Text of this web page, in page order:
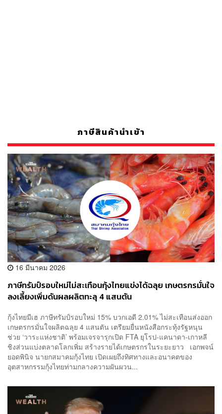
ภาษีสินค้านำเข้า
16 มีนาคม 2026
ภาษีทรัมป์รอบใหม่ไม่สะเทือนกุ้งไทยแข่งได้ฉลุย เกษตรกรมั่นใจ
ลงเลี้ยงเพิ่มดันผลผลิตทะลุ 4 แสนตัน
กุ้งไทยมีเฮ ภาษีทรัมป์รอบใหม่ 15% บวกเอดี 2.01% ไม่สะเทือนส่งออก
เกษตรกรมั่นใจผลิตฉลุย 4 แสนตัน เตรียมยื่นหนังสือกระทุ้งรัฐหนุน
ช่วย ‘วาระแห่งชาติ’ พร้อมเจรจารุกเปิด FTA ยุโรป-แคนาดา-เกาหลี
ชิงส่วนแบ่งตลาดโลกเพิ่ม สร้างรายได้เกษตรกรในระยะยาว เอกพจน์
ยอดพินิจ นายกสมาคมกุ้งไทย เปิดเผยถึงทิศทางและอนาคตของ
อุตสาหกรรมกุ้งไทยท่ามกลางความผันผวน...